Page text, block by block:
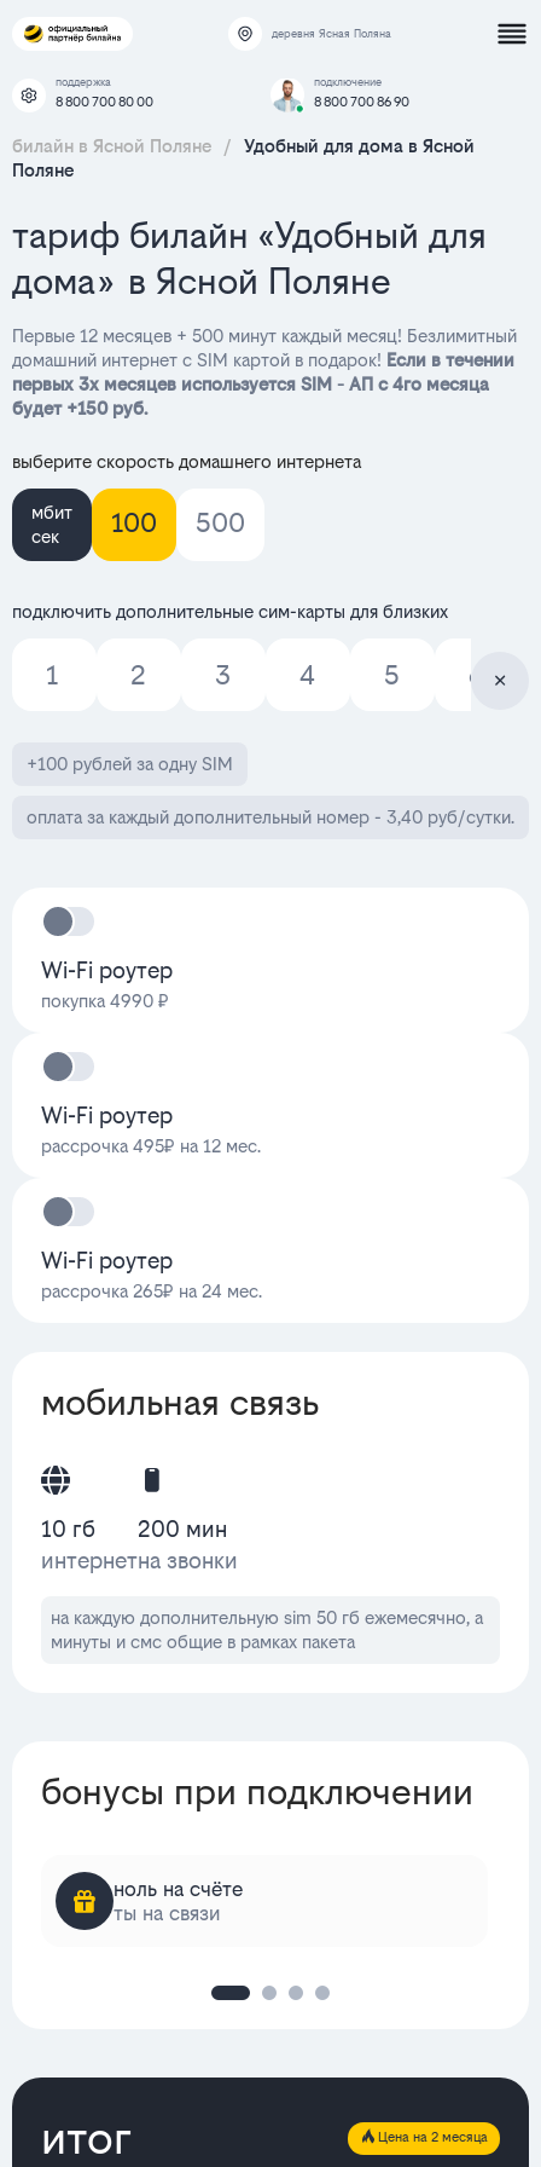
деревня Ясная Поляна
поддержка
8 800 700 80 00
подключение
8 800 700 86 90
билайн в Ясной Поляне /
Удобный для дома в Ясной
Поляне
тариф билайн «Удобный для
дома» в Ясной Поляне
Первые 12 месяцев + 500 минут каждый месяц! Безлимитный
домашний интернет с SIM картой в подарок! Если в течении
первых 3х месяцев используется SIM - АП с 4го месяца
будет +150 руб.
выберите скорость домашнего интернета
мбит
сек
100 500
подключить дополнительные сим-карты для близких
1 2 3 4 5 6
+100 рублей за одну SIM
оплата за каждый дополнительный номер - 3,40 руб/сутки.
Wi-Fi роутер
покупка 4990 ₽
Wi-Fi роутер
рассрочка 495₽ на 12 мес.
Wi-Fi роутер
рассрочка 265₽ на 24 мес.
мобильная связь
10 гб
интернет
200 мин
на звонки
на каждую дополнительную sim 50 гб ежемесячно, а
минуты и смс общие в рамках пакета
бонусы при подключении
ноль на счёте
ты на связи
итог Цена на 2 месяца